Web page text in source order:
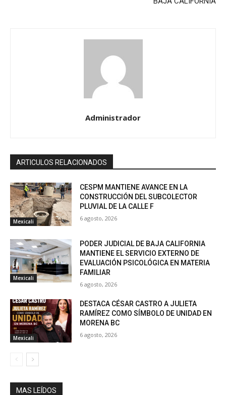
Administrador
ARTICULOS RELACIONADOS
Mexicali
CESPM MANTIENE AVANCE EN LA
CONSTRUCCIÓN DEL SUBCOLECTOR
PLUVIAL DE LA CALLE F
6 agosto, 2026
Mexicali
PODER JUDICIAL DE BAJA CALIFORNIA
MANTIENE EL SERVICIO EXTERNO DE
EVALUACIÓN PSICOLÓGICA EN MATERIA
FAMILIAR
6 agosto, 2026
Mexicali
DESTACA CÉSAR CASTRO A JULIETA
RAMÍREZ COMO SÍMBOLO DE UNIDAD EN
MORENA BC
6 agosto, 2026
MAS LEÍDOS